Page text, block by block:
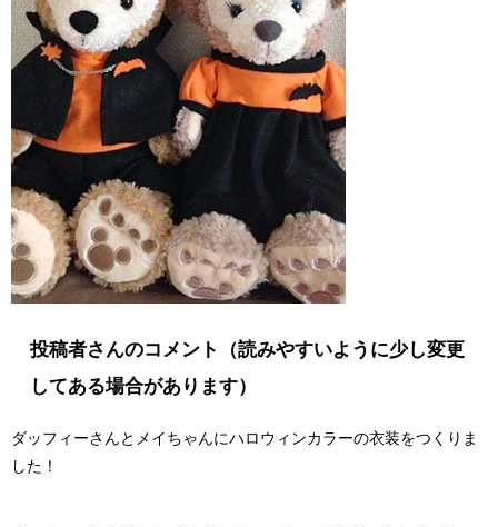
投稿者さんのコメント（読みやすいように少し変更
してある場合があります）
ダッフィーさんとメイちゃんにハロウィンカラーの衣装をつくりま
した！